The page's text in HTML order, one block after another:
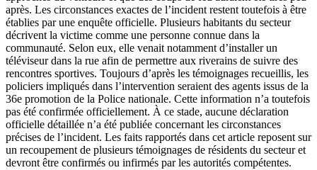
après. Les circonstances exactes de l’incident restent toutefois à être
établies par une enquête officielle. Plusieurs habitants du secteur
décrivent la victime comme une personne connue dans la
communauté. Selon eux, elle venait notamment d’installer un
téléviseur dans la rue afin de permettre aux riverains de suivre des
rencontres sportives. Toujours d’après les témoignages recueillis, les
policiers impliqués dans l’intervention seraient des agents issus de la
36e promotion de la Police nationale. Cette information n’a toutefois
pas été confirmée officiellement. À ce stade, aucune déclaration
officielle détaillée n’a été publiée concernant les circonstances
précises de l’incident. Les faits rapportés dans cet article reposent sur
un recoupement de plusieurs témoignages de résidents du secteur et
devront être confirmés ou infirmés par les autorités compétentes.